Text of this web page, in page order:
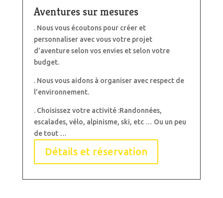
Aventures sur mesures
. Nous vous écoutons pour créer et
personnaliser avec vous votre projet
d’aventure selon vos envies et selon votre
budget.
. Nous vous aidons à organiser avec respect de
l’environnement.
. Choisissez votre activité :Randonnées,
escalades, vélo, alpinisme, ski, etc … Ou un peu
de tout …
Détails et réservation